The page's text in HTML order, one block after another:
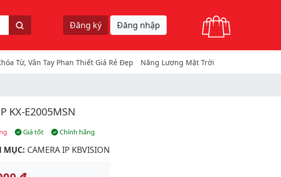
Tìm kiếm
Đăng ký Đăng nhập
Từ, Vân Tay Phan Thiết Giá Rẻ Đẹp Năng Lượng Mặt Trời
KX-E2005MSN
Giá tốt Chính hãng
MỤC: CAMERA IP KBVISION